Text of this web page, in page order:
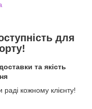
для
та якість
кожному клієнту!